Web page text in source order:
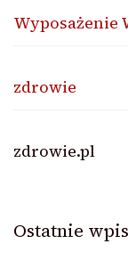
Wyposażenie
zdrowie
zdrowie.pl
Ostatnie